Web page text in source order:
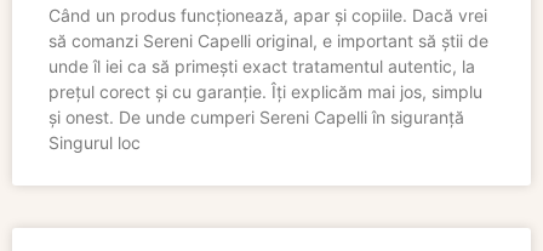
Când un produs funcționează, apar și copiile. Dacă vrei
să comanzi Sereni Capelli original, e important să știi de
unde îl iei ca să primești exact tratamentul autentic, la
prețul corect și cu garanție. Îți explicăm mai jos, simplu
și onest. De unde cumperi Sereni Capelli în siguranță
Singurul loc